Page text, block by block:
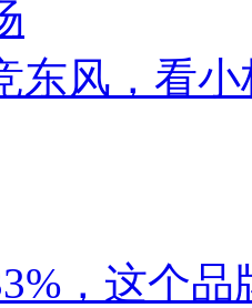
东风，看
，这个